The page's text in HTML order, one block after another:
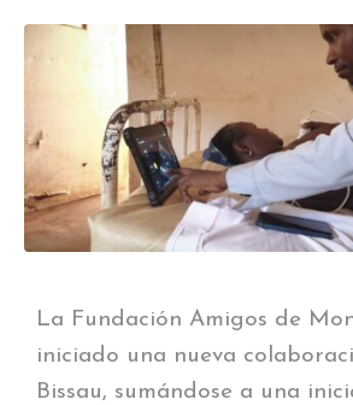
La Fundación Amigos de
iniciado una nueva
Bissau, sumándose a una